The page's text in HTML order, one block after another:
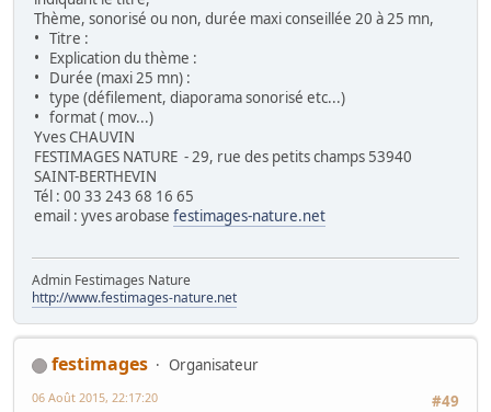
Thème, sonorisé ou non, durée maxi conseillée 20 à 25 mn,
• Titre :
• Explication du thème :
• Durée (maxi 25 mn) :
• type (défilement, diaporama sonorisé etc...)
• format ( mov...)
Yves CHAUVIN
FESTIMAGES NATURE - 29, rue des petits champs 53940
SAINT-BERTHEVIN
Tél : 00 33 243 68 16 65
email : yves arobase festimages-nature.net
Admin Festimages Nature
http://www.festimages-nature.net
festimages
Organisateur
#49
06 Août 2015, 22:17:20